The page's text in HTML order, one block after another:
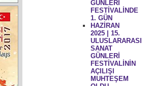
GÜNLERİ
FESTİVALİNDE
1. GÜN
HAZİRAN
2025 | 15.
ULUSLARARASI
SANAT
GÜNLERİ
FESTİVALİNİN
AÇILIŞI
MUHTEŞEM